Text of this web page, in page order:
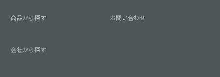
商品から探す
会社から探す
お問い合わせ